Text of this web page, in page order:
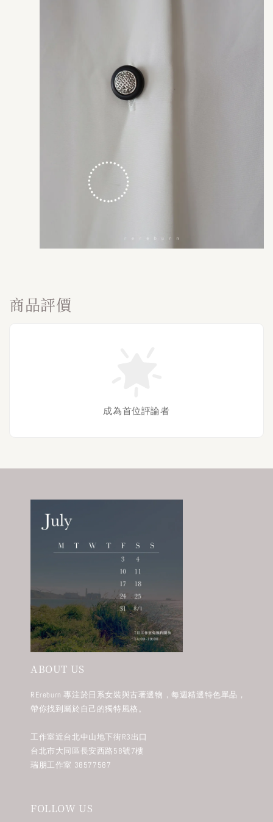
商品評價
成為首位評論者
ABOUT US
REreburn 專注於日系女裝與古著選物，每週精選特色單品，
帶你找到屬於自己的獨特風格。
工作室近台北中山地下街R3出口
台北市大同區長安西路58號7樓
瑞朋工作室 38577587
FOLLOW US